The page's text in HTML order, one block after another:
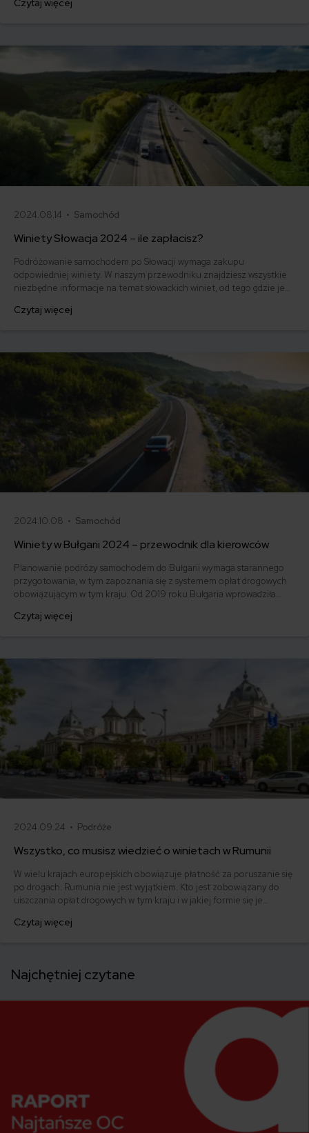
kupić?
Czytaj więcej
2024.08.14 • Samochód
Winiety Słowacja 2024 – ile zapłacisz?
Podróżowanie samochodem po Słowacji wymaga zakupu
odpowiedniej winiety. W naszym przewodniku znajdziesz wszystkie
niezbędne informacje na temat słowackich winiet, od tego gdzie je
Dzięki temu zaplanujesz swoją podróż do Słowacji i unikniesz
Czytaj więcej
2024.10.08 • Samochód
Winiety w Bułgarii 2024 – przewodnik dla kierowców
Planowanie podróży samochodem do Bułgarii wymaga starannego
przygotowania, w tym zapoznania się z systemem opłat drogowych
obowiązującym w tym kraju. Od 2019 roku Bułgaria wprowadziła
zastępując tradycyjne naklejki elektronicznymi winietami.
Czytaj więcej
2024.09.24 • Podróże
Wszystko, co musisz wiedzieć o winietach w Rumunii
W wielu krajach europejskich obowiązuje płatność za poruszanie się
po drogach. Rumunia nie jest wyjątkiem. Kto jest zobowiązany do
uiszczania opłat drogowych w tym kraju i w jakiej formie się je
Rumunię, aby uniknąć kar.
Czytaj więcej
Najchętniej czytane